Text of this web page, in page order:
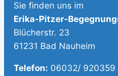
Sie finden uns im
Erika-Pitzer-
Blücherstr. 23
61231 Bad Nauheim
Telefon: 06032/ 920359